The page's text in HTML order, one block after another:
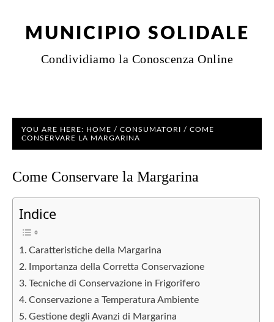
MUNICIPIO SOLIDALE
Condividiamo la Conoscenza Online
YOU ARE HERE: HOME / CONSUMATORI / COME
CONSERVARE LA MARGARINA
Come Conservare la Margarina
Indice
Caratteristiche della Margarina
Importanza della Corretta Conservazione
Tecniche di Conservazione in Frigorifero
Conservazione a Temperatura Ambiente
Gestione degli Avanzi di Margarina